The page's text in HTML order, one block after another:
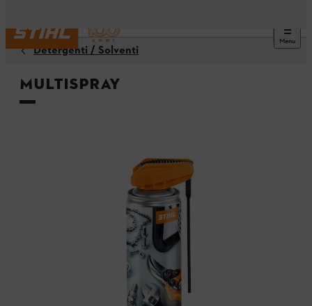
Menu
Detergenti / Solventi
Multispray